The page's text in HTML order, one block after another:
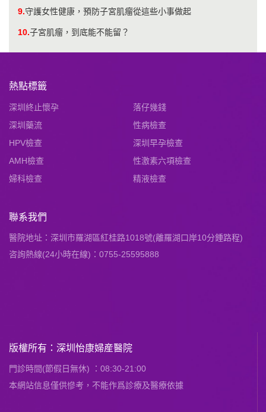
9.守護女性健康，預防子宮肌瘤從這些小事做起
10.​子宮肌瘤，到底能不能留？
熱點標籤
深圳終止懷孕
落仔幾錢
深圳藥流
性病檢查
HPV檢查
深圳早孕檢查
AMH檢查
性激素六項檢查
婦科檢查
精液檢查
聯系我們
醫院地址：深圳市羅湖區紅桂路1018號(離羅湖口岸10分鍾路程)
咨詢熱線(24小時在線)：0755-25595888
版權所有：深圳怡康婦産醫院
門診時間(節假日無休) ：08:30-21:00
本網站信息僅供慘考，不能作爲診療及醫療依據